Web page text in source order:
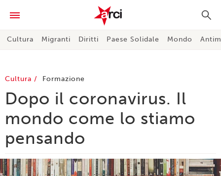
Cultura Migranti Diritti Paese Solidale Mondo
Cultura Formazione
Dopo il coronavirus. Il
mondo come lo stiamo
pensando